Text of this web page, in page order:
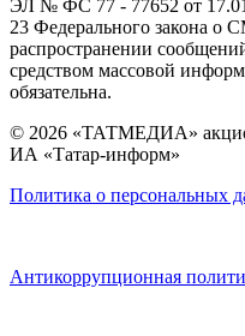
ЭЛ № ФС 77 - 77652 от
23 Федерального закона о
распространении
средством массовой
обязательна.
© 2026 «ТАТМЕДИА»
ИА «Татар-информ»
Политика о персональных
Антикоррупционная